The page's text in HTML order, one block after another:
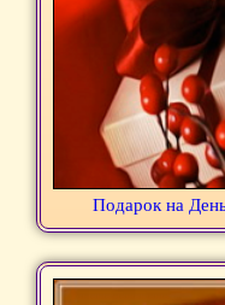
Подарок на